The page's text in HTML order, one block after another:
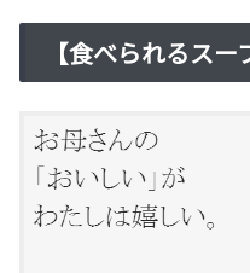
【食べられるス